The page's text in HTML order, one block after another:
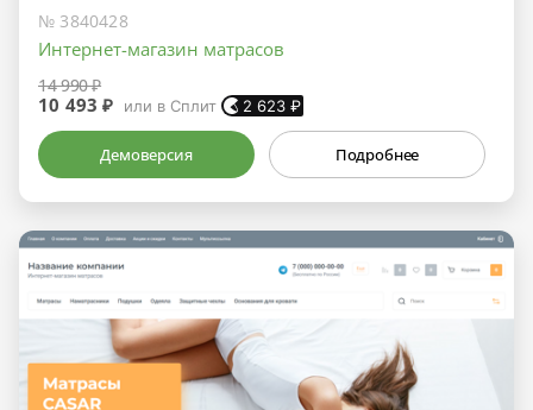
№ 3840428
Интернет-магазин матрасов
14 990 ₽
10 493 ₽ или в Сплит 2 623₽
Демоверсия Подробнее